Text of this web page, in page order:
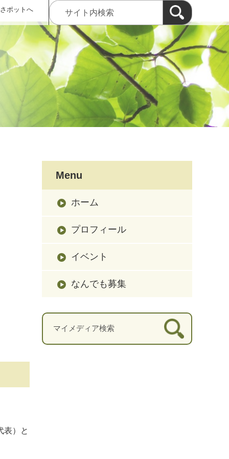
ポットへ
表）と
Menu
ホーム
プロフィール
イベント
なんでも募集